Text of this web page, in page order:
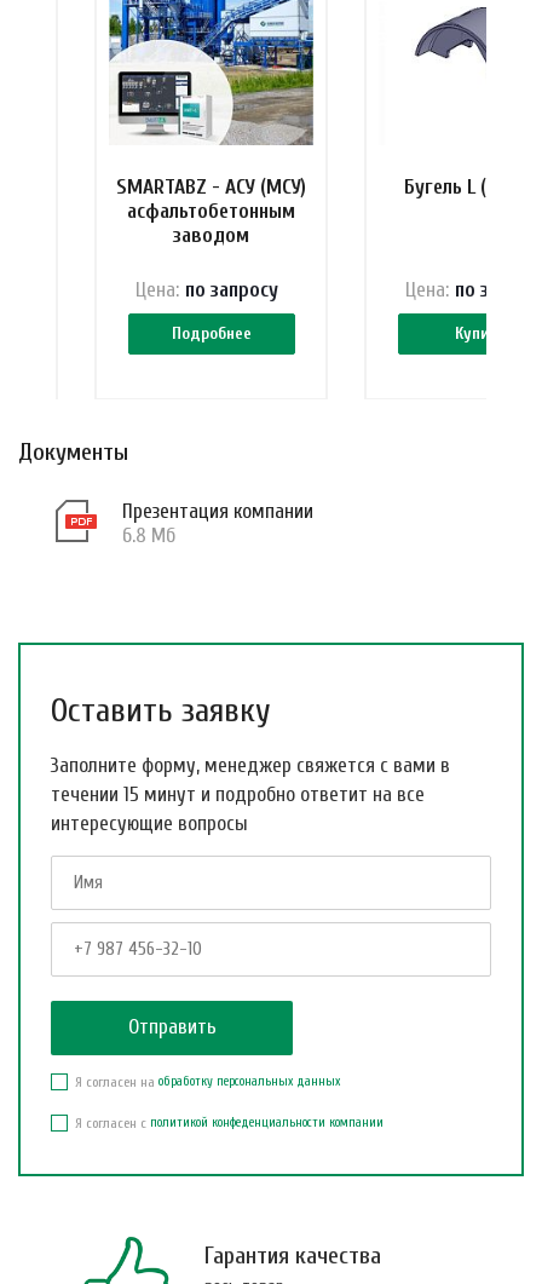
SMARTABZ - АСУ (МСУ)
асфальтобетонным
заводом
Подробнее
Цена: по запросу
Бугель L (В)
Купить
Цена: по зап
Документы
Презентация компании
6.8 Мб
Оставить заявку
Заполните форму, менеджер свяжется с вами в
течении 15 минут и подробно ответит на все
интересующие вопросы
Я согласен на обработку персональных данных
Я согласен с политикой конфеденциальности компании
Гарантия качества